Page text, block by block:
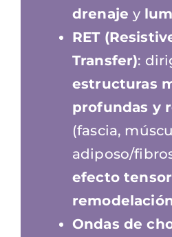
drenajey
RET
Transfer):
estructuras
profundas y
(fascia,
adiposo/
efecto
Ondas de